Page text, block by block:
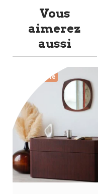
Vous
aimerez
aussi
Nouveauté